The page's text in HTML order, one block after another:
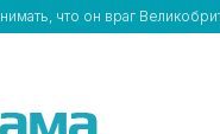
что он враг